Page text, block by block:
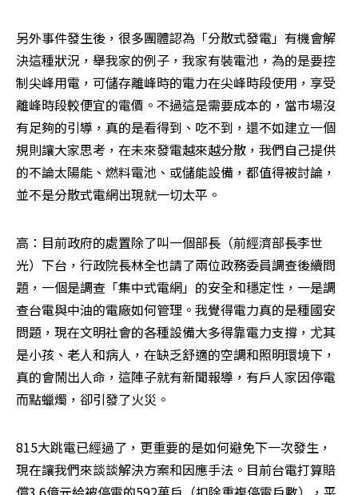
另外事件發生後，很多團體認為「分散式發電」有機會解
決這種狀況，舉我家的例子，我家有裝電池，為的是要控
制尖峰用電，可儲存離峰時的電力在尖峰時段使用，享受
離峰時段較便宜的電價。不過這是需要成本的，當市場沒
有足夠的引導，真的是看得到、吃不到，還不如建立一個
規則讓大家思考，在未來發電越來越分散，我們自己提供
的不論太陽能、燃料電池、或儲能設備，都值得被討論，
並不是分散式電網出現就一切太平。
高：目前政府的處置除了叫一個部長（前經濟部長李世
光）下台，行政院長林全也請了兩位政務委員調查後續問
題，一個是調查「集中式電網」的安全和穩定性，一是調
查台電與中油的電廠如何管理。我覺得電力真的是種國安
問題，現在文明社會的各種設備大多得靠電力支撐，尤其
是小孩、老人和病人，在缺乏舒適的空調和照明環境下，
真的會鬧出人命，這陣子就有新聞報導，有戶人家因停電
而點蠟燭，卻引發了火災。
815大跳電已經過了，更重要的是如何避免下一次發生，
現在讓我們來談談解決方案和因應手法。目前台電打算賠